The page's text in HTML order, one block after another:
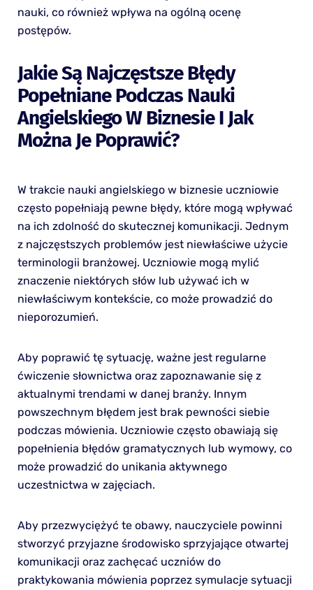
nauki, co również wpływa na ogólną ocenę
postępów.
Jakie Są Najczęstsze Błędy
Popełniane Podczas Nauki
Angielskiego W Biznesie I Jak
Można Je Poprawić?
W trakcie nauki angielskiego w biznesie uczniowie
często popełniają pewne błędy, które mogą wpływać
na ich zdolność do skutecznej komunikacji. Jednym
z najczęstszych problemów jest niewłaściwe użycie
terminologii branżowej. Uczniowie mogą mylić
znaczenie niektórych słów lub używać ich w
niewłaściwym kontekście, co może prowadzić do
nieporozumień.
Aby poprawić tę sytuację, ważne jest regularne
ćwiczenie słownictwa oraz zapoznawanie się z
aktualnymi trendami w danej branży. Innym
powszechnym błędem jest brak pewności siebie
podczas mówienia. Uczniowie często obawiają się
popełnienia błędów gramatycznych lub wymowy, co
może prowadzić do unikania aktywnego
uczestnictwa w zajęciach.
Aby przezwyciężyć te obawy, nauczyciele powinni
stworzyć przyjazne środowisko sprzyjające otwartej
komunikacji oraz zachęcać uczniów do
praktykowania mówienia poprzez symulacje sytuacji